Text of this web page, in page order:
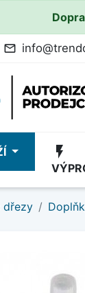
mail_outline
flash_on
dřezy